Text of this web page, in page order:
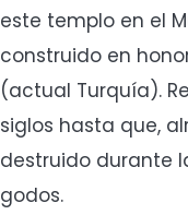
este templo en el
construido en
(actual Turquía).
siglos hasta que,
destruido durante
godos.